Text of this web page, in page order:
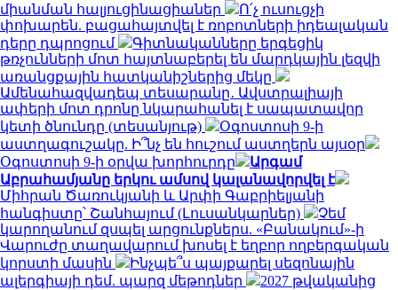
միանման հալյուցինացիաներ
Ո՛չ ուսուցչի
փոխարեն. բացահայտվել է ռոբոտների իդեալական
դերը դպրոցում
Գիտնականները երգեցիկ
թռչունների մոտ հայտնաբերել են մարդկային լեզվի
առանցքային հատկանիշներից մեկը
Ամենահազվադեպ տեսարանը․ Ավստրալիայի
ափերի մոտ դրոնը նկարահանել է սապատավոր
կետի ծնունդը (տեսանյութ)
Օգոստոսի 9-ի
աստղագուշակը. Ի՞նչ են հուշում աստղերն այսօր
Օգոստոսի 9-ի օրվա խորհուրդը
Արգամ
Աբրահամյանը երկու ամսով կալանավորվել է
Միհրան Ծառուկյանի և Արփի Գաբրիելյանի
հանգիստը՝ Շանհայում (Լուսանկարներ)
Չեմ
կարողանում զսպել արցունքներս. «Բանակում»-ի
Վարուժը տաղավարում խոսել է եղբոր ողբերգական
կորստի մասին
Ինչպե՞ս պայքարել սեզոնային
ալերգիայի դեմ. պարզ մեթոդներ
2027 թվականից